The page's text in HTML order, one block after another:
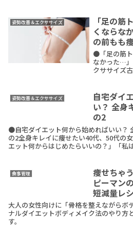
やかで、疲
セッション
姿勢改善＆エクササイズ
「足の筋
くならな
の前もも
●「足の筋
なかった…
クササイズ
いるのに、
んて状況に
姿勢改善＆エクササイズ
自宅ダイ
い？ 全身
の2
●自宅ダイエット何から始めればいい？
の2全身キレイに痩せたい40代、50代の
エット何からはじめたらいいの？」「私
食事管理
痩せちゃ
ピーマン
短減量レ
大人の女性向けに「骨格を整えながらボ
ナルダイエットボディメイク法のやり方
す。